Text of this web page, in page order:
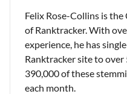
Felix Rose-Collins is
of Ranktracker. With
experience, he has
Ranktracker site to
390,000 of these
each month.